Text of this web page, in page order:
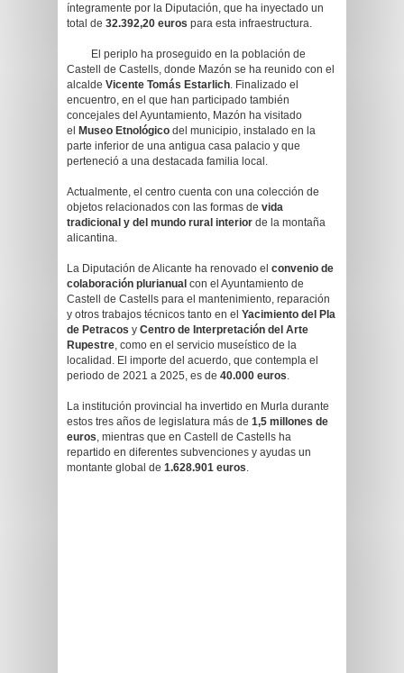
íntegramente por la Diputación, que ha inyectado un
total de 32.392,20 euros para esta infraestructura.
El periplo ha proseguido en la población de
Castell de Castells, donde Mazón se ha reunido con el
alcalde Vicente Tomás Estarlich. Finalizado el
encuentro, en el que han participado también
concejales del Ayuntamiento, Mazón ha visitado
el
Museo Etnológico del municipio, instalado en la
parte inferior de una antigua casa palacio y que
perteneció a una destacada familia local.
Actualmente, el centro cuenta con una colección de
objetos relacionados con las formas de vida
tradicional y del mundo rural interior de la montaña
alicantina.
La Diputación de Alicante ha renovado el convenio de
colaboración plurianual con el Ayuntamiento de
Castell de Castells para el mantenimiento, reparación
y otros trabajos técnicos tanto en el Yacimiento del Pla
de Petracos y Centro de Interpretación del Arte
Rupestre, como en el servicio museístico de la
localidad. El importe del acuerdo, que contempla el
periodo de 2021 a 2025, es de 40.000 euros.
La institución provincial ha invertido en Murla durante
estos tres años de legislatura más de 1,5 millones de
euros, mientras que en Castell de Castells ha
repartido en diferentes subvenciones y ayudas un
montante global de 1.628.901 euros.